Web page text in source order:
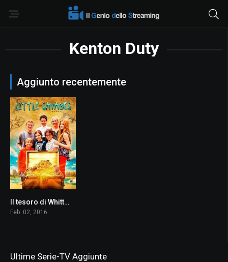
Kenton Duty
Aggiunto recentemente
5.6
Il tesoro di Whittmore
Feb. 02, 2016
Ultime Serie-TV Aggiunte